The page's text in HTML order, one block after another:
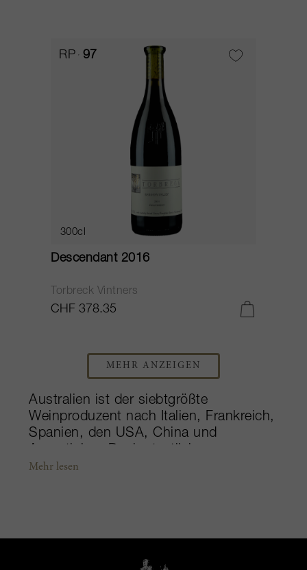
RP 97
300cl
Descendant 2016
Torbreck Vintners
CHF 378.35
MEHR ANZEIGEN
Australien ist der siebtgrößte
Weinproduzent nach Italien, Frankreich,
Spanien, den USA, China und
Subventionen wurde die Produktion in
wonach die Regierung ein extensives
Mehr lesen